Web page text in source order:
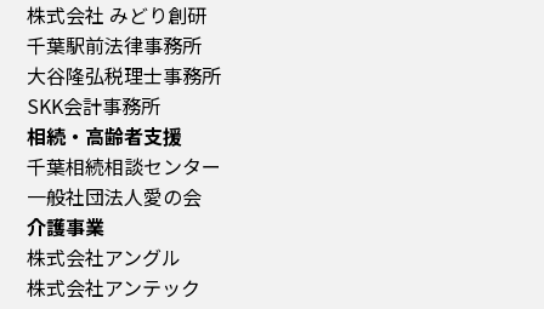
株式会社 みどり創研
千葉駅前法律事務所
大谷隆弘税理士事務所
SKK会計事務所
相続・高齢者支援
千葉相続相談センター
一般社団法人愛の会
介護事業
株式会社アングル
株式会社アンテック